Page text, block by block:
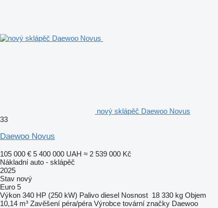
nový sklápěč Daewoo Novus
33
Daewoo Novus
105 000 € 5 400 000 UAH ≈ 2 539 000 Kč
Nákladní auto - sklápěč
2025
Stav nový
Euro 5
Výkon 340 HP (250 kW) Palivo diesel Nosnost 18 330 kg Objem
10,14 m³ Zavěšení péra/péra Výrobce tovární značky Daewoo